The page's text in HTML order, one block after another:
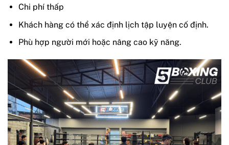
Chi phí thấp
Khách hàng có thể xác định lịch tập luyện cố định.
Phù hợp người mới hoặc nâng cao kỹ năng.